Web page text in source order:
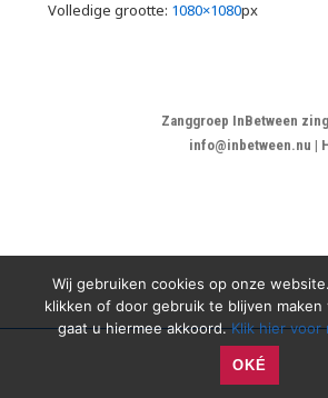
Volledige grootte: 1080×1080px
Zanggroep InBetween
info@inbetween.nu |
Wij gebruiken cookies op onze
klikken of door gebruik te blijven
gaat u hiermee akkoord.Klik hier voor
OKÉ